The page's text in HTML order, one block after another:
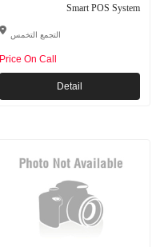
Smart POS System
التجمع التخمس
Price On Call
Detail